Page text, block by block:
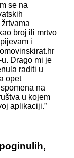
se na
broj ili mrtvo
i
Drago mi je
raditi u
opet
na
u kojem
aplikaciji.”